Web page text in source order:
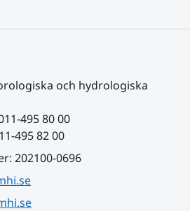
och hydrologiska
495 80 00
495 82 00
202100-0696